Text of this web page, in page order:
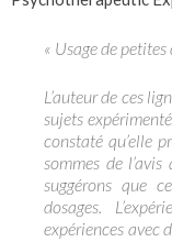
« Usage de
L’auteur de ces
sujets
constaté qu’elle
sommes de
suggérons que
dosages.
expériences avec